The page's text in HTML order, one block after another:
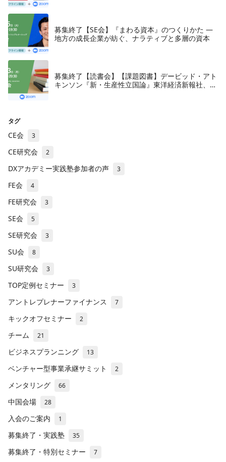
募集終了【SE会】『まわる資本』のつくりかた —
地方の成長企業が紡ぐ、ナラティブと多層の資本
募集終了【読書会】【課題図書】デービッド・アト
キンソン『新・生産性立国論』東洋経済新報社、
タグ
CE会 3
CE研究会 2
DXアカデミー実践塾参加者の声 3
FE会 4
FE研究会 3
SE会 5
SE研究会 3
SU会 8
SU研究会 3
TOP定例セミナー 3
アントレプレナーファイナンス 7
キックオフセミナー 2
チーム 21
ビジネスプランニング 13
ベンチャー型事業承継サミット 2
メンタリング 66
中国会場 28
入会のご案内 1
募集終了・実践塾 35
募集終了・特別セミナー 7